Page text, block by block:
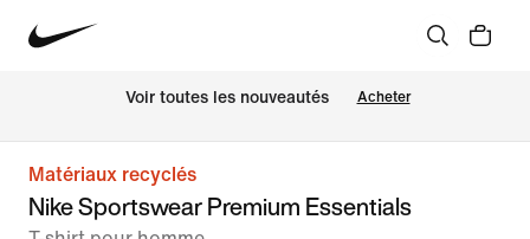
Voir toutes les nouveautés Acheter
Matériaux recyclés
Nike Sportswear Premium Essentials